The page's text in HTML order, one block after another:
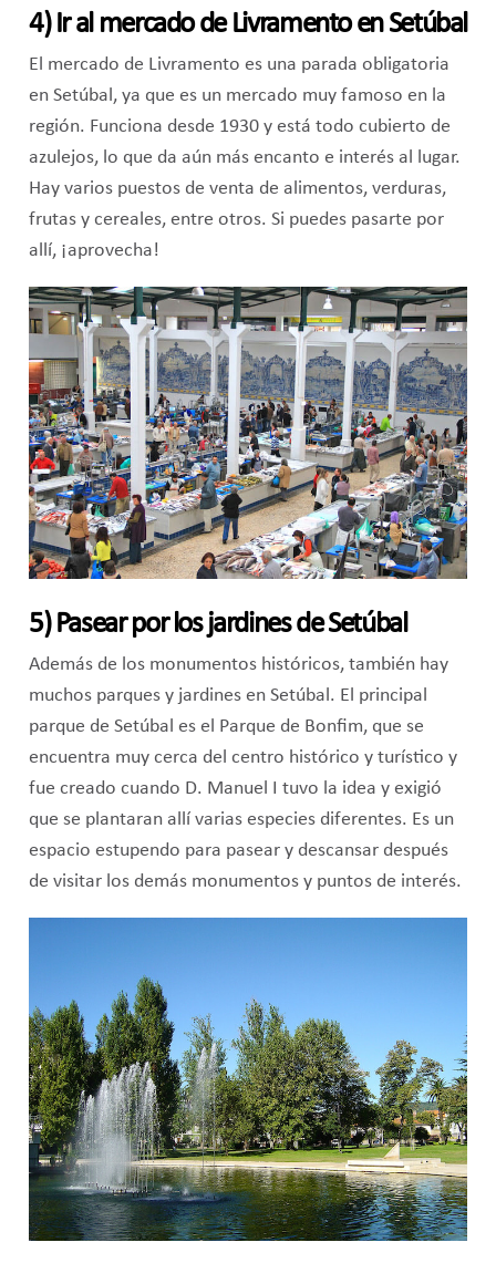
4) Ir al mercado de Livramento en Setúbal
El mercado de Livramento es una parada obligatoria
en Setúbal, ya que es un mercado muy famoso en la
región. Funciona desde 1930 y está todo cubierto de
azulejos, lo que da aún más encanto e interés al lugar.
Hay varios puestos de venta de alimentos, verduras,
frutas y cereales, entre otros. Si puedes pasarte por
allí, ¡aprovecha!
5) Pasear por los jardines de Setúbal
Además de los monumentos históricos, también hay
muchos parques y jardines en Setúbal. El principal
parque de Setúbal es el Parque de Bonfim, que se
encuentra muy cerca del centro histórico y turístico y
fue creado cuando D. Manuel I tuvo la idea y exigió
que se plantaran allí varias especies diferentes. Es un
espacio estupendo para pasear y descansar después
de visitar los demás monumentos y puntos de interés.